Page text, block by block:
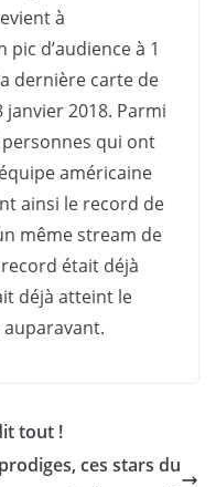
à
d’audience à 1
dernière carte de
janvier 2018. Parmi
personnes qui ont
américaine
ainsi le record de
même stream de
était déjà
déjà atteint le
tout !
ces stars du